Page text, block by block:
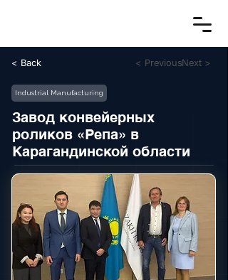
< Back < PreviousNext >
Industrial Manufacturing
Завод конвейерных
роликов «Репа» в
Карагандинской области